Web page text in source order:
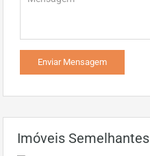
Imóveis Semelhantes